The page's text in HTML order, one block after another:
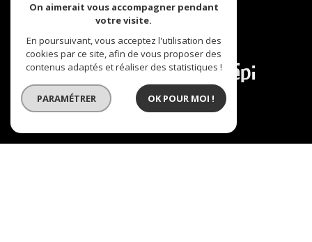
Adhérents
On aimerait vous accompagner pendant
votre visite.
En poursuivant, vous acceptez l'utilisation des
cookies par ce site, afin de vous proposer des
contenus adaptés et réaliser des statistiques !
PARAMÉTRER OK POUR MOI !